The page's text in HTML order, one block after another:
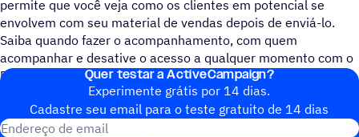
permite que você veja como os clientes em potencial se
envolvem com seu material de vendas depois de enviá-lo.
Saiba quando fazer o acompanhamento, com quem
acompanhar e desative o acesso a qualquer momento com o
Docsend.
Quer testar a ActiveCampaign?
Experimente grátis por 14 dias.
Cadastre seu email para o teste gratuito de 14 dias